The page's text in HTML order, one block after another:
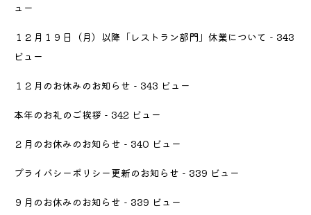
ュー
１２月１９日（月）以降「レストラン部門」休業について - 343
ビュー
１２月のお休みのお知らせ - 343 ビュー
本年のお礼のご挨拶 - 342 ビュー
２月のお休みのお知らせ - 340 ビュー
プライバシーポリシー更新のお知らせ - 339 ビュー
９月のお休みのお知らせ - 339 ビュー